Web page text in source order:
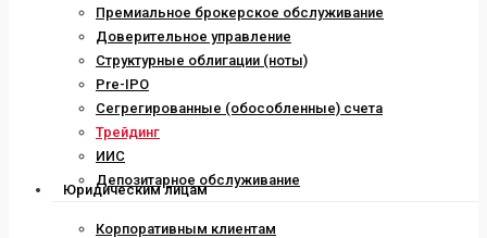
Премиальное брокерское обслуживание
Доверительное управление
Структурные облигации (ноты)
Pre-IPO
Сегрегированные (обособленные) счета
Трейдинг
ИИС
Депозитарное обслуживание
Юридическим лицам
Корпоративным клиентам